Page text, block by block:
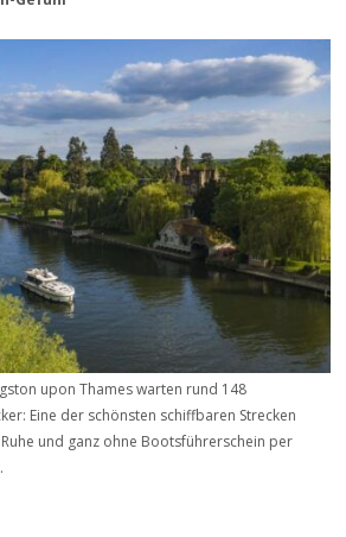
upon Thames warten rund 148
Eine der schönsten schiffbaren Strecken
und ganz ohne Bootsführerschein per